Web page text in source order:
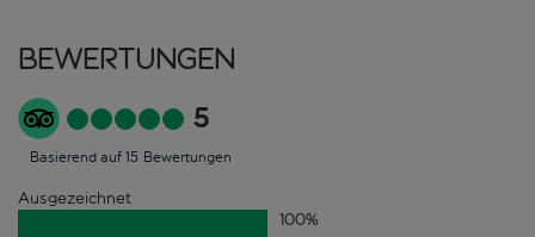
Bewertungen
5
Basierend auf 15 Bewertungen
Ausgezeichnet
100%